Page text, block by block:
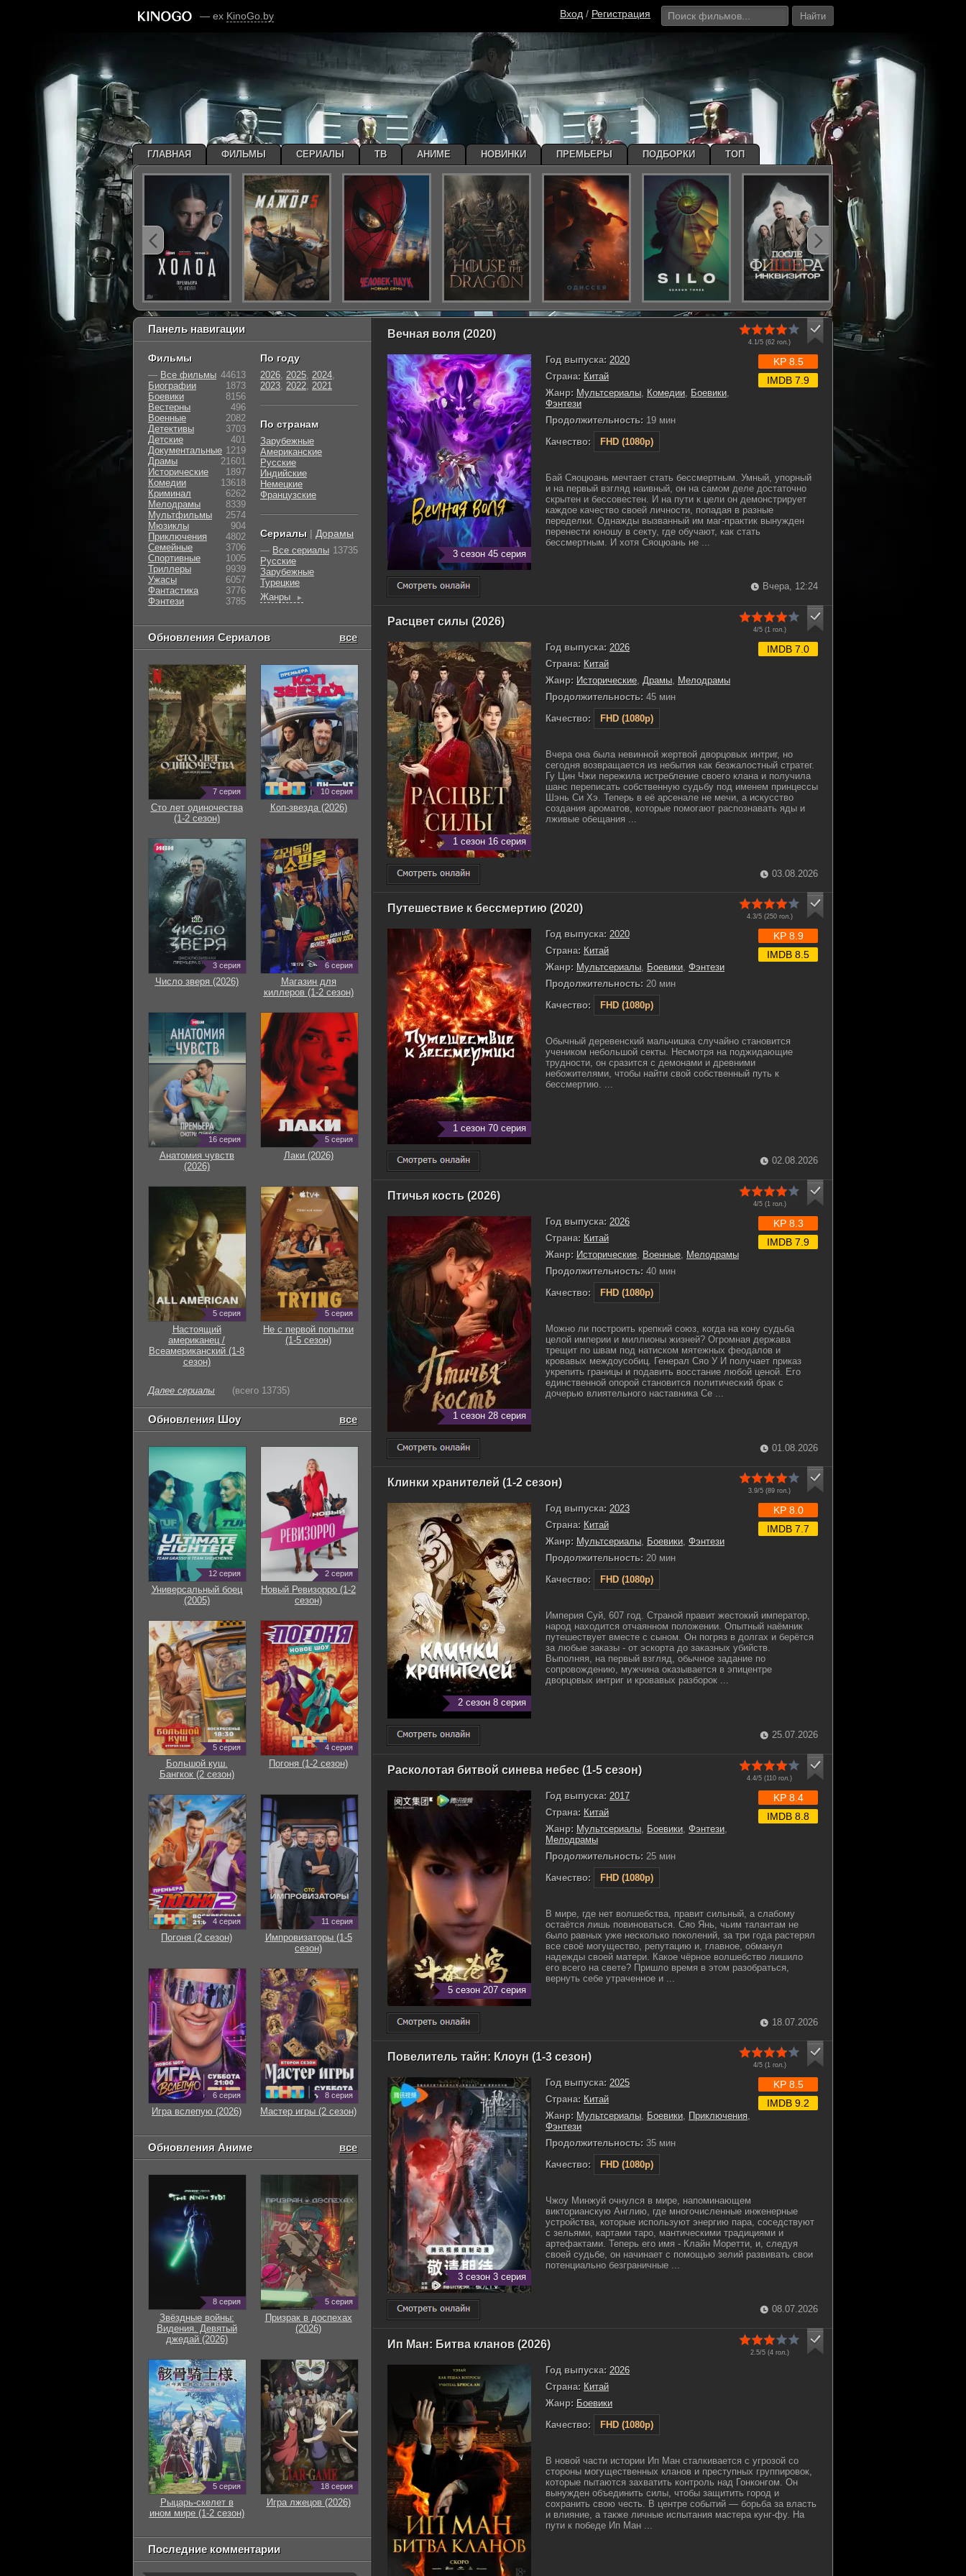
— ex KinoGo.by Вход / Регистрация Найти
Вечная воля (2020)
4.1/5 (62 гол.)
3 сезон 45 серия
Год выпуска: 2020
Страна: Китай
Жанр: Мультсериалы, Комедии, Боевики,
Фэнтези
Продолжительность: 19 мин
Качество:
FHD (1080p)
KP 8.5
IMDB 7.9
Бай Сяоцюань мечтает стать бессмертным. Умный, упорный
и на первый взгляд наивный, он на самом деле достаточно
скрытен и бессовестен. И на пути к цели он демонстрирует
каждое качество своей личности, попадая в разные
переделки. Однажды вызванный им маг-практик вынужден
перенести юношу в секту, где обучают, как стать
бессмертным. И хотя Сяоцюань не ...
Вчера, 12:24
Расцвет силы (2026)
4/5 (1 гол.)
1 сезон 16 серия
Год выпуска: 2026
Страна: Китай
Жанр: Исторические Драмы Мелодрамы
Продолжительность: 45 мин
Качество:
FHD (1080p)
IMDB 7.0
Вчера она была невинной жертвой дворцовых интриг, но
сегодня возвращается из небытия как безжалостный стратег.
Гу Цин Чжи пережила истребление своего клана и получила
шанс переписать собственную судьбу под именем принцессы
Шэнь Си Хэ. Теперь в её арсенале не мечи, а искусство
создания ароматов, которые помогают распознавать яды и
лживые обещания ...
03.08.2026
Путешествие к бессмертию (2020)
4.3/5 (250гол.)
1 сезон 70 серия
Год выпуска: 2020
Страна: Китай
Жанр: Мультсериалы, Боевики, Фэнтези
Продолжительность: 20 мин
Качество:
FHD (1080p)
KP 8.9
IMDB 8.5
Обычный деревенский мальчишка случайно становится
учеником небольшой секты. Несмотря на поджидающие
трудности, он сразится с демонами и древними
небожителями, чтобы найти свой собственный путь к
бессмертию. ...
02.08.2026
Птичья кость (2026)
4/5 (1 гол.)
1 сезон 28 серия
Год выпуска: 2026
Страна: Китай
Жанр: Исторические Военные Мелодрамы
Продолжительность: 40 мин
Качество:
FHD (1080p)
KP 8.3
IMDB 7.9
Можно ли построить крепкий союз, когда на кону судьба
целой империи и миллионы жизней? Огромная держава
трещит по швам под натиском мятежных феодалов и
кровавых междоусобиц. Генерал Сяо У И получает приказ
укрепить границы и подавить восстание любой ценой. Его
единственной опорой становится политический брак с
дочерью влиятельного наставника Се ...
01.08.2026
Клинки хранителей (1-2 сезон)
3.9/5 (89 гол.)
2 сезон 8 серия
Год выпуска: 2023
Страна: Китай
Жанр: Мультсериалы, Боевики, Фэнтези
Продолжительность: 20 мин
Качество:
FHD (1080p)
KP 8.0
IMDB 7.7
Империя Суй, 607 год. Страной правит жестокий император,
народ находится отчаянном положении. Опытный наёмник
путешествует вместе с сыном. Он погряз в долгах и берётся
за любые заказы - от эскорта до заказных убийств.
Выполняя, на первый взгляд, обычное задание по
сопровождению, мужчина оказывается в эпицентре
дворцовых интриг и кровавых разборок ...
25.07.2026
Расколотая битвой синева небес (1-5 сезон)
4.4/5 (110 гол.)
5 сезон 207 серия
Год выпуска: 2017
Страна: Китай
Жанр: Мультсериалы Боевики Фэнтези
Мелодрамы
Продолжительность: 25 мин
Качество:
FHD (1080p)
KP 8.4
IMDB 8.8
В мире, где нет волшебства, правит сильный, а слабому
остаётся лишь повиноваться. Сяо Янь, чьим талантам не
было равных уже несколько поколений, за три года растерял
все своё могущество, репутацию и, главное, обманул
надежды своей матери. Какое чёрное волшебство лишило
его всего на свете? Пришло время в этом разобраться,
вернуть себе утраченное и ...
18.07.2026
Повелитель тайн: Клоун (1-3 сезон)
4/5 (1гол.)
3 сезон 3 серия
Год выпуска: 2025
Страна: Китай
Жанр: Мультсериалы, Боевики, Приключения,
Фэнтези
Продолжительность: 35 мин
Качество:
FHD (1080p)
KP 8.5
IMDB 9.2
Чжоу Минжуй очнулся в мире, напоминающем
викторианскую Англию, где многочисленные инженерные
устройства, которые используют энергию пара, соседствуют
с зельями, картами таро, мантическими традициями и
артефактами. Теперь его имя - Клайн Моретти, и, следуя
своей судьбе, он начинает с помощью зелий развивать свои
потенциально безграничные ...
08.07.2026
Ип Ман: Битва кланов (2026)
2.5/5 (4гол.)
Год выпуска: 2026
Страна: Китай
Жанр: Боевики
Качество:
FHD (1080p)
В новой части истории Ип Ман сталкивается с угрозой со
стороны могущественных кланов и преступных группировок,
которые пытаются захватить контроль над Гонконгом. Он
вынужден объединить силы, чтобы защитить город и
сохранить свою честь. В центре событий — борьба за власть
и влияние, а также личные испытания мастера кунг-фу. На
пути к победе Ип Ман ...
Панель навигации
Фильмы
— Все фильмы 44613
Биографии
1873
Боевики
8156
Вестерны
496
Военные
2082
Детективы
3703
Детские
401
Документальные 1219
Драмы
21601
Исторические
1897
Комедии
13618
Криминал
6262
Мелодрамы
8339
Мультфильмы
2574
Мюзиклы
904
Приключения
4802
Семейные
3706
Cпортивные
1005
Триллеры
9939
Ужасы
6057
Фантастика
3776
Фэнтези
3785
По году
2026, 2025, 2024,
2023, 2022, 2021
По странам
Зарубежные
Американские
Русские
Индийские
Немецкие
Французские
Сериалы | Дорамы
— Все сериалы 13735
Русские
Зарубежные
Турецкие
Жанры
►
Обновления Сериалов все
7 серия
Сто лет одиночества
(1-2 сезон)
10 серия
Коп-звезда (2026)
3 серия
Число зверя (2026)
6 серия
Магазин для
киллеров (1-2 сезон)
16 серия
Анатомия чувств
(2026)
5 серия
Лаки (2026)
5 серия
Настоящий
американец /
Всеамериканский (1-8
сезон)
5 серия
Не с первой попытки
(1-5 сезон)
Далее сериалы (всего 13735)
Обновления Шоу все
12 серия
Универсальный боец
(2005)
2 серия
Новый Ревизорро (1-2
сезон)
5 серия
Большой куш.
Бангкок (2 сезон)
4 серия
Погоня (1-2 сезон)
4 серия
Погоня (2 сезон)
11 серия
Импровизаторы (1-5
сезон)
6 серия
Игра вслепую (2026)
8 серия
Мастер игры (2 сезон)
Обновления Аниме все
8 серия
Звёздные войны:
Видения. Девятый
джедай (2026)
5 серия
Призрак в доспехах
(2026)
5 серия
Рыцарь-скелет в
ином мире (1-2 сезон)
18 серия
Игра лжецов (2026)
Последние комментарии
ГЛАВНАЯ ФИЛЬМЫ СЕРИАЛЫ ТВ АНИМЕ НОВИНКИ ПРЕМЬЕРЫ ПОДБОРКИ ТОП